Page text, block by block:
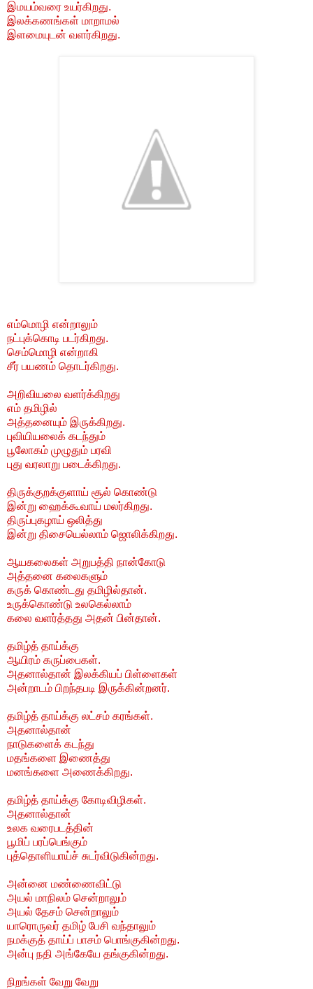
இமயம்வரை உயர்கிறது.
இலக்கணங்கள் மாறாமல்
இளமையுடன் வளர்கிறது.
எம்மொழி என்றாலும்
நட்புக்கொடி படர்கிறது.
செம்மொழி என்றாகி
சீர் பயணம் தொடர்கிறது.
அறிவியலை வளர்க்கிறது
எம் தமிழில்
அத்தனையும் இருக்கிறது.
புவியியலைக் கடந்தும்
பூலோகம் முழுதும் பரவி
புது வரலாறு படைக்கிறது.
திருக்குறக்குளாய் சூல் கொண்டு
இன்று ஹைக்கூவாய் மலர்கிறது.
திருப்புகழாய் ஒலித்து
இன்று திசையெல்லாம் ஜொலிக்கிறது.
ஆயகலைகள் அறுபத்தி நான்கோடு
அத்தனை கலைகளும்
கருக் கொண்டது தமிழில்தான்.
உருக்கொண்டு உலகெல்லாம்
கலை வளர்த்தது அதன் பின்தான்.
தமிழ்த் தாய்க்கு
ஆயிரம் கருப்பைகள்.
அதனால்தான் இலக்கியப் பிள்ளைகள்
அன்றாடம் பிறந்தபடி இருக்கின்றனர்.
தமிழ்த் தாய்க்கு லட்சம் கரங்கள்.
அதனால்தான்
நாடுகளைக் கடந்து
மதங்களை இணைத்து
மனங்களை அணைக்கிறது.
தமிழ்த் தாய்க்கு கோடிவிழிகள்.
அதனால்தான்
உலக வரைபடத்தின்
பூமிப் பரப்பெங்கும்
புத்தொளியாய்ச் சுடர்விடுகின்றது.
அன்னை மண்ணைவிட்டு
அயல் மாநிலம் சென்றாலும்
அயல் தேசம் சென்றாலும்
யாரொருவர் தமிழ் பேசி வந்தாலும்
நமக்குத் தாய்ப் பாசம் பொங்குகின்றது.
அன்பு நதி அங்கேயே தங்குகின்றது.
நிறங்கள் வேறு வேறு